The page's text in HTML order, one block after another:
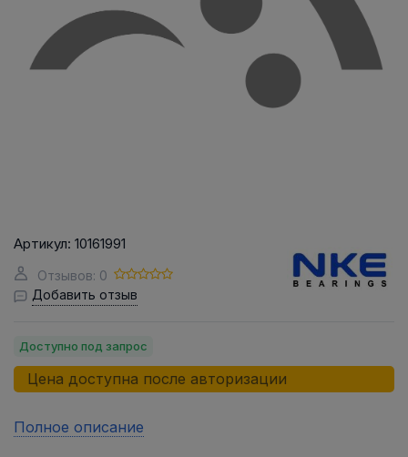
Артикул: 10161991
Отзывов: 0
Добавить отзыв
Доступно под запрос
Цена доступна после авторизации
Полное описание